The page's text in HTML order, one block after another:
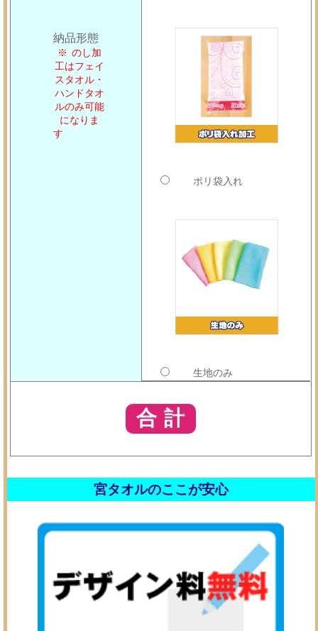
納品形態
のし加
工はフェイ
スタオル・
ハンドタオ
ルのみ可能
になりま
す
ポリ袋入れ
生地のみ
宮タオルのここが安心